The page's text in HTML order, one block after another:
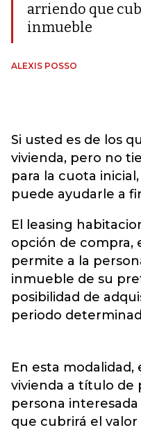
arriendo que
inmueble
ALEXIS POSSO
Si usted es de los
vivienda, pero no
para la cuota
puede ayudarle a
El leasing
opción de compra,
permite a la
inmueble de su
posibilidad de
periodo
En esta
vivienda a título de
persona
que cubrirá el